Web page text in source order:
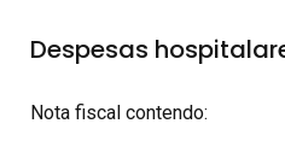
Despesas
Nota fiscal contendo: